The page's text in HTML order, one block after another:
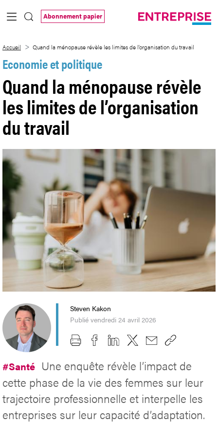
Saut au contenu principal
Abonnement papier
Accueil Quand la ménopause révèle les limites de l’organisation du travail
Economie et politique
Quand la ménopause révèle
les limites de l’organisation
du travail
Steven Kakon
Publié vendredi 24 avril 2026
#Santé Une enquête révèle l’impact de
cette phase de la vie des femmes sur leur
trajectoire professionnelle et interpelle les
entreprises sur leur capacité d’adaptation.